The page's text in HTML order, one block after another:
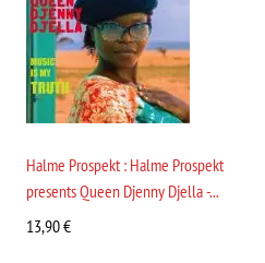
Halme Prospekt : Halme Prospekt
presents Queen Djenny Djella -...
13,90€